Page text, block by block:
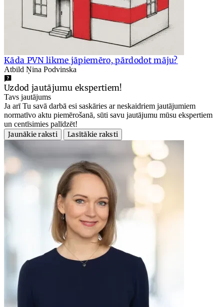
Kāda PVN likme jāpiemēro, pārdodot māju?
Atbild Ņina Podvinska
Uzdod jautājumu ekspertiem!
Tavs jautājums
Ja arī Tu savā darbā esi saskāries ar neskaidriem jautājumiem
normatīvo aktu piemērošanā, sūti savu jautājumu mūsu ekspertiem
un centīsimies palīdzēt!
Jaunākie raksti
Lasītākie raksti